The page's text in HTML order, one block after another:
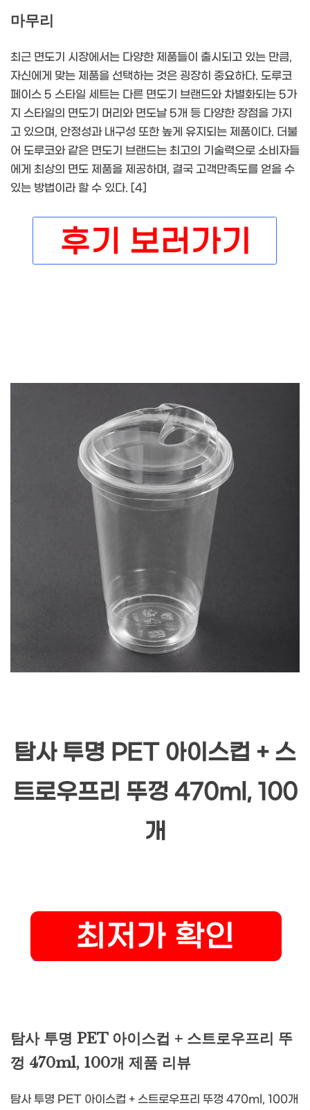
마무리
최근 면도기 시장에서는 다양한 제품들이 출시되고 있는 만큼,
자신에게 맞는 제품을 선택하는 것은 굉장히 중요하다. 도루코
페이스 5 스타일 세트는 다른 면도기 브랜드와 차별화되는 5가
지 스타일의 면도기 머리와 면도날 5개 등 다양한 장점을 가지
고 있으며, 안정성과 내구성 또한 높게 유지되는 제품이다. 더불
어 도루코와 같은 면도기 브랜드는 최고의 기술력으로 소비자들
에게 최상의 면도 제품을 제공하며, 결국 고객만족도를 얻을 수
있는 방법이라 할 수 있다. [4]
탐사 투명 PET 아이스컵 + 스
트로우프리 뚜껑 470ml, 100
개
탐사 투명 PET 아이스컵 + 스트로우프리 뚜
껑 470ml, 100개 제품 리뷰
탐사 투명 PET 아이스컵 + 스트로우프리 뚜껑 470ml, 100개